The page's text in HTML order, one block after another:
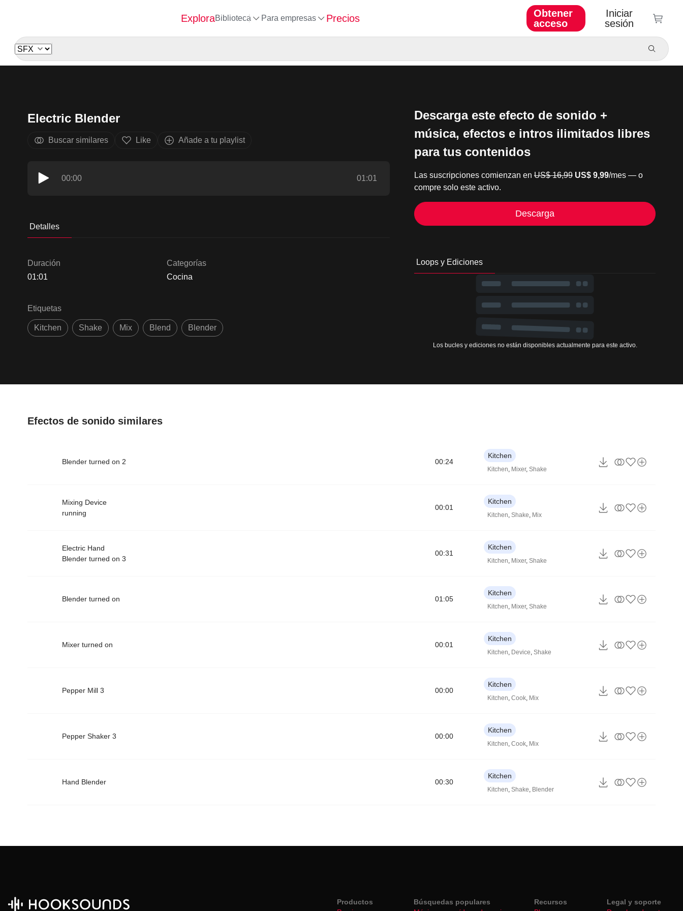
ExploraBiblioteca Para empresas Precios
Obtener
acceso
Iniciar
sesión
Electric Blender
Buscar similares Like Añade a tu playlist
00:00 01:01
Detalles
Duración
01:01
Categorías
Cocina
Etiquetas
Kitchen Shake Mix Blend Blender
Descarga este efecto de sonido +
música, efectos e intros ilimitados libres
para tus contenidos
Las suscripciones comienzan enUS$ 16,99 US$ 9,99/mes — o
compre solo este activo.
Descarga
Loops y Ediciones
Los bucles y ediciones no están disponibles actualmente para este activo.
Efectos de sonido similares
Blender turned on 2 00:24
Kitchen
Kitchen Mixer,Shake
Mixing Device
running
00:01
Kitchen
Kitchen ,Shake Mix
Electric Hand
Blender turned on 3
00:31
Kitchen
Kitchen Mixer,Shake
Blender turned on 01:05
Kitchen
Kitchen Mixer,Shake
Mixer turned on 00:01
Kitchen
Kitchen Device ,Shake
Pepper Mill 3 00:00
Kitchen
Kitchen ,Cook Mix
Pepper Shaker 3 00:00
Kitchen
Kitchen ,Cook Mix
Hand Blender 00:30
Kitchen
Kitchen ,Shake Blender
Productos
Búsquedas populares
Recursos
Legal y soporte